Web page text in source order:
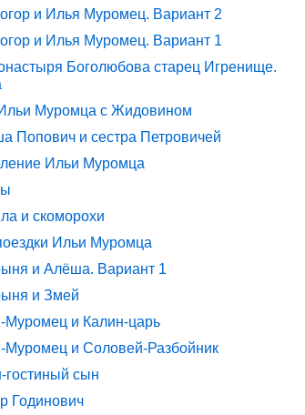
и Илья Муромец. Вариант 2
и Илья Муромец. Вариант 1
Боголюбова старец Игренище.
Муромца с Жидовином
Попович и сестра Петровичей
Ильи Муромца
и скоморохи
Ильи Муромца
и Алёша. Вариант 1
и Змей
и Калин-царь
и Соловей-Разбойник
сын
Годинович